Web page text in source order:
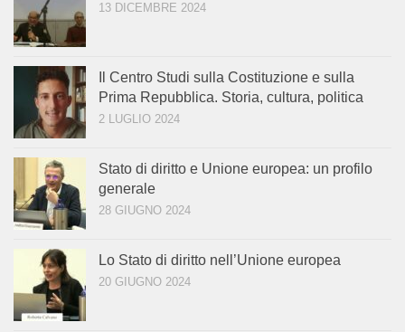
13 DICEMBRE 2024
Il Centro Studi sulla Costituzione e sulla
Prima Repubblica. Storia, cultura, politica
2 LUGLIO 2024
Stato di diritto e Unione europea: un profilo
generale
28 GIUGNO 2024
Lo Stato di diritto nell’Unione europea
20 GIUGNO 2024